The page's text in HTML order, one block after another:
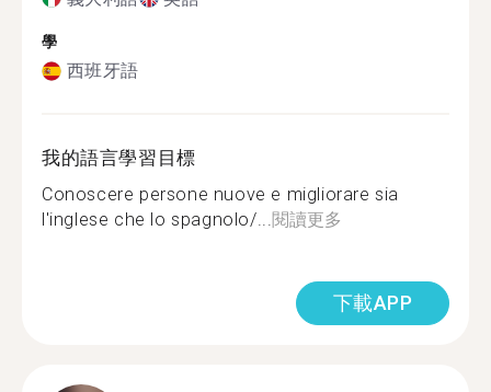
學
西班牙語
我的語言學習目標
Conoscere persone nuove e migliorare sia
l'inglese che lo spagnolo/...閱讀更多
下載APP